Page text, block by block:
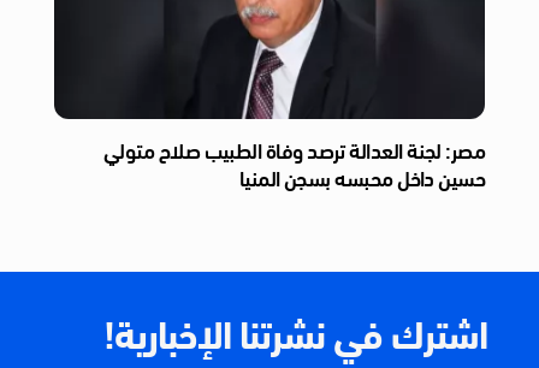
مصر: لجنة العدالة ترصد وفاة الطبيب صلاح متولي
حسين داخل محبسه بسجن المنيا
اشترك في نشرتنا الإخبارية!